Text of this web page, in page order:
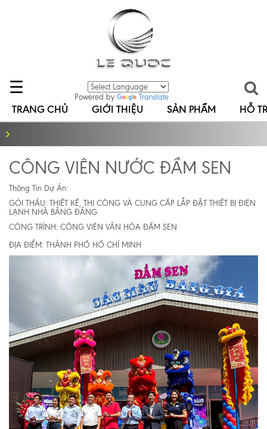
☰ Powered by Translate
TRANG CHỦ GIỚI THIỆU SẢN PHẨM HỖ
CÔNG VIÊN NƯỚC ĐẦM SEN
Thông Tin Dự Án:
GÓI THẦU: THIẾT KẾ, THI CÔNG VÀ CUNG CẤP LẮP ĐẶT THIẾT BỊ ĐIỆN
LẠNH NHÀ BĂNG ĐĂNG
CÔNG TRÌNH: CÔNG VIÊN VĂN HÓA ĐẦM SEN
ĐỊA ĐIỂM: THÀNH PHỐ HỒ CHÍ MINH